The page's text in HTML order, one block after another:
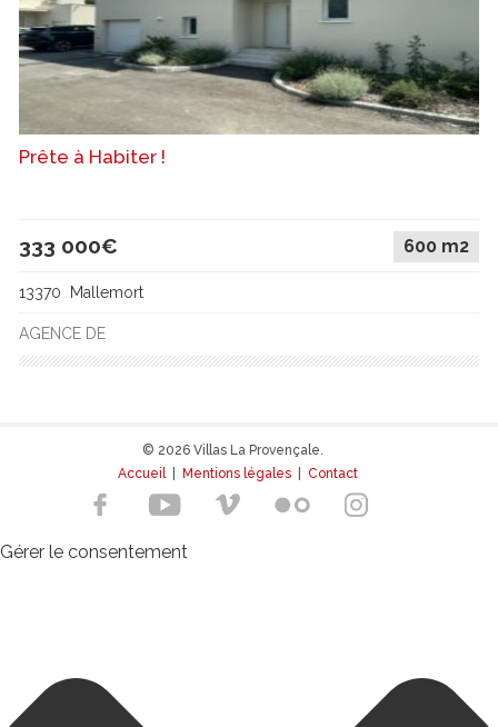
Prête à Habiter !
333 000€ 600 m2
13370 Mallemort
AGENCE DE
© 2026 Villas La Provençale.
Accueil| Mentions légales Contact
Gérer le consentement